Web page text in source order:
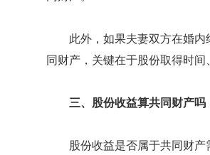
此外，如果夫妻双方在婚
同财产，关键在于股份取得时
三、股份收益算共同财产吗
股份收益是否属于共同财产